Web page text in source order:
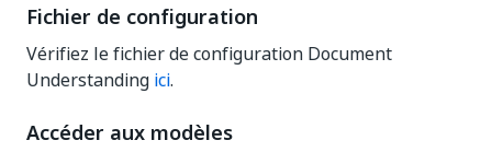
Fichier de configuration
Vérifiez le fichier de configuration Document
Understanding ici.
Accéder aux modèles